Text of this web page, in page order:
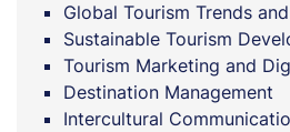
Global Tourism Trends
Sustainable Tourism
Tourism Marketing and
Destination Management
Intercultural